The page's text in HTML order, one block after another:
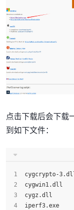
点击下载后会下载
到如下文件：
cygcrypto-
cygwin1.dll
cygz.dll
iperf3.exe